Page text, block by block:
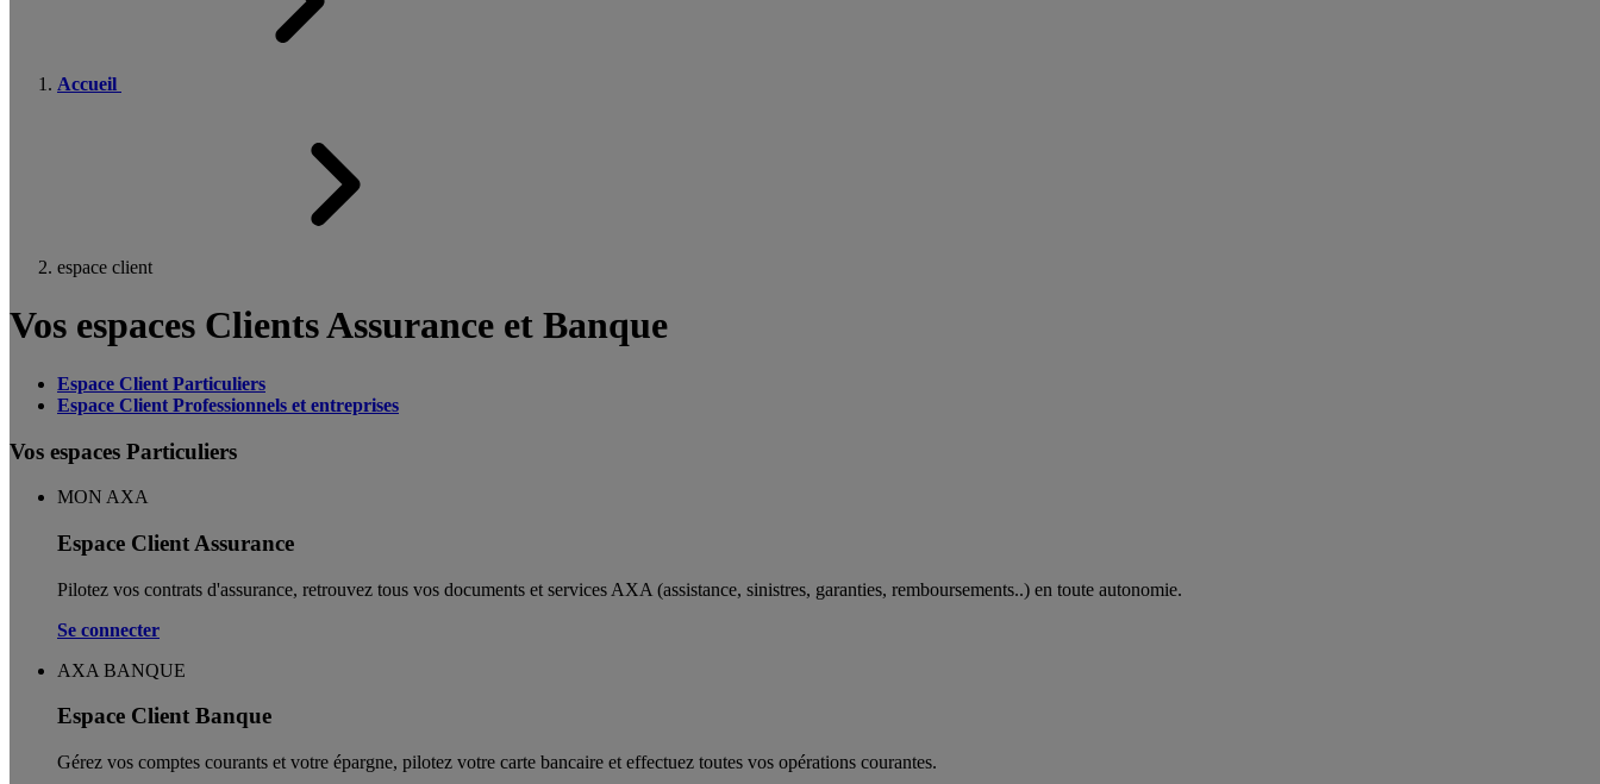
Accueil
espace client
Vos espaces Clients Assurance et Banque
Espace Client Particuliers
Espace Client Professionnels et entreprises
Vos espaces Particuliers
MON AXA
Espace Client Assurance
Pilotez vos contrats d'assurance, retrouvez tous vos documents et services AXA (assistance, sinistres, garanties, remboursements..) en toute autonomie. ​
Se connecter
AXA BANQUE
Espace Client Banque
Gérez vos comptes courants et votre épargne, pilotez votre carte bancaire et effectuez toutes vos opérations courantes.